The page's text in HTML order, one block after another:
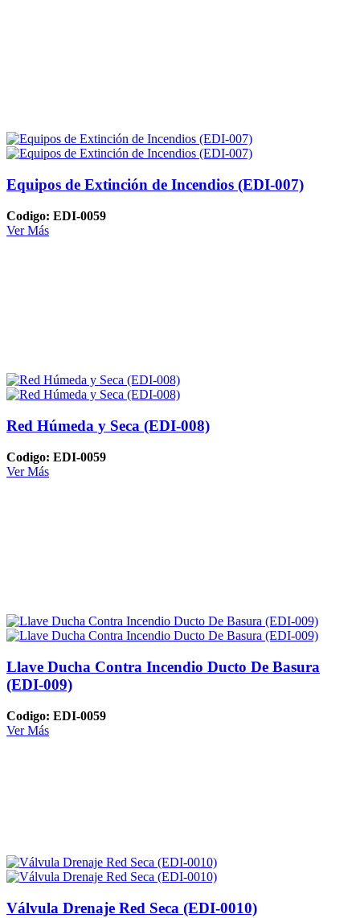
Equipos de Extinción de Incendios (EDI-007)
Codigo: EDI-0059
Ver Más
Red Húmeda y Seca (EDI-008)
Codigo: EDI-0059
Ver Más
Llave Ducha Contra Incendio Ducto De Basura
(EDI-009)
Codigo: EDI-0059
Ver Más
Válvula Drenaje Red Seca (EDI-0010)